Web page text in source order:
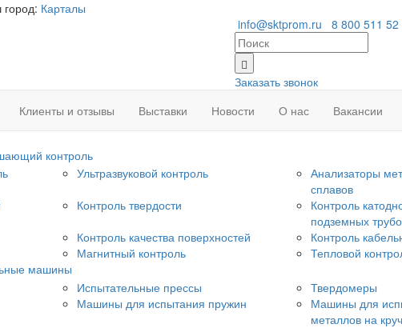
Карталы
info@sktprom.ru
8 800 511 52
Заказать звонок
Клиенты и отзывы Выставки Новости О нас Вакансии
контроль
Ультразвуковой контроль
Анализаторы
сплавов
Контроль твердости
Контроль
подземных
Контроль качества поверхностей
Контроль
Магнитный контроль
Тепловой
машины
Испытательные прессы
Твердомеры
Машины для испытания пружин
Машины для
металлов на